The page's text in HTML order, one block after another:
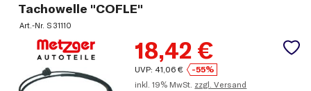
Tachowelle "COFLE"
Art.-Nr.S 31110
18,42 €
UVP: 41,06 €
-55%
inkl. 19% MwSt. zzgl. Versand